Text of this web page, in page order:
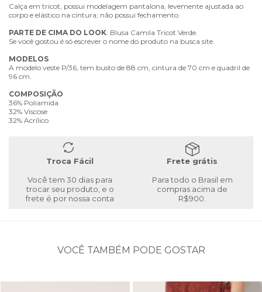
Calça em tricot, possui modelagem pantalona, levemente ajustada ao
corpo e elástico na cintura; não possui fechamento.
PARTE DE CIMA DO LOOK: Blusa Camila Tricot Verde.
Se você gostou é só escrever o nome do produto na busca site.
MODELOS
A modelo veste P/36, tem busto de 88 cm, cintura de 70 cm e quadril de
96 cm.
COMPOSIÇÃO
36% Poliamida
32% Viscose
32% Acrílico
Troca Fácil
Você tem 30 dias para
trocar seu produto, e o
frete é por nossa conta
Frete grátis
Para todo o Brasil em
compras acima de
R$900.
VOCÊ TAMBÉM PODE GOSTAR